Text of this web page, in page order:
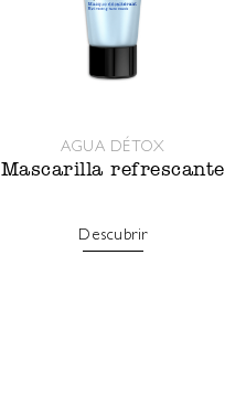
AGUA DÉTOX
Mascarilla refrescante
Descubrir